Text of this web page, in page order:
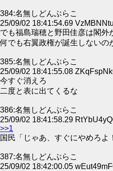
384:名無しどんぶらこ
25/09/02 18:41:54.69
でも福島瑞穂と野田佳彦は閣外
何でも右翼政権が誕生しないの
385:名無しどんぶらこ
25/09/02 18:41:55.08
今すぐ消えろ
二度と表に出てくるな
386:名無しどんぶらこ
25/09/02 18:41:58.29
>>1
国民「じゃあ、すぐにやめろよ
387:名無しどんぶらこ
25/09/02 18:42:00.05